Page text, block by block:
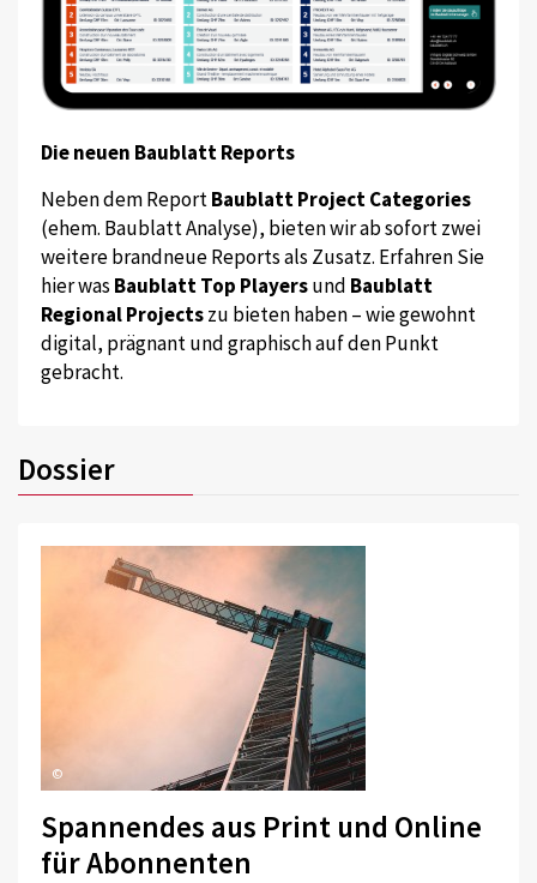
Die neuen Baublatt Reports
Neben dem ReportBaublatt Project Categories
(ehem. Baublatt Analyse), bieten wir ab sofort zwei
weitere brandneue Reports als Zusatz. Erfahren Sie
hier was Baublatt Top Playersund Baublatt
Regional Projectszu bieten haben – wie gewohnt
digital, prägnant und graphisch auf den Punkt
gebracht.
Dossier
©
Spannendes aus Print und Online
für Abonnenten